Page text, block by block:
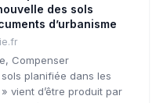
des sols
d’urbanisme
Compenser
planifiée dans les
vient d’être produit par